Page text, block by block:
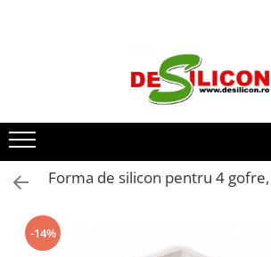
Forma de silicon pentru 4
-14%